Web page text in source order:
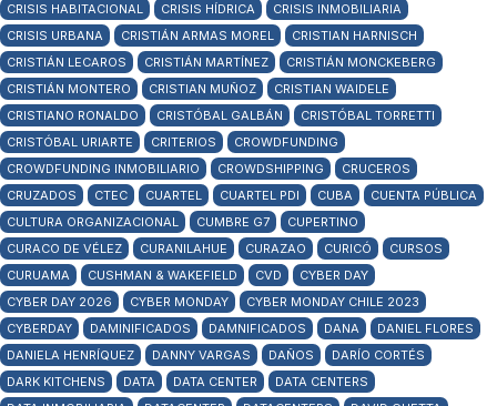
CRISIS HABITACIONAL CRISIS HÍDRICA
CRISIS INMOBILIARIA
CRISIS URBANA
CRISTIÁN ARMAS MOREL
CRISTIAN HARNISCH
CRISTIÁN LECAROS
CRISTIÁN MARTÍNEZ
CRISTIÁN MONCKEBERG
CRISTIÁN MONTERO
CRISTIAN MUÑOZ
CRISTIAN WAIDELE
CRISTIANO RONALDO
CRISTÓBAL GALBÁN
CRISTÓBAL TORRETTI
CRISTÓBAL URIARTE
CRITERIOS
CROWDFUNDING
CROWDFUNDING INMOBILIARIO
CROWDSHIPPING
CRUCEROS
CRUZADOS
CTEC CUARTEL CUARTEL PDI CUBA
CUENTA PÚBLICA
CULTURA ORGANIZACIONAL
CUMBRE G7
CUPERTINO
CURACO DE VÉLEZ
CURANILAHUE CURAZAO CURICÓ
CURSOS
CURUAMA
CUSHMAN & WAKEFIELD CVD
CYBER DAY
CYBER DAY 2026
CYBER MONDAY
CYBER MONDAY CHILE 2023
CYBERDAY
DAMINIFICADOS DAMNIFICADOS DANA
DANIEL FLORES
DANIELA HENRÍQUEZ
DANNY VARGAS DAÑOS
DARÍO CORTÉS
DARK KITCHENS
DATA DATA CENTER
DATA CENTERS